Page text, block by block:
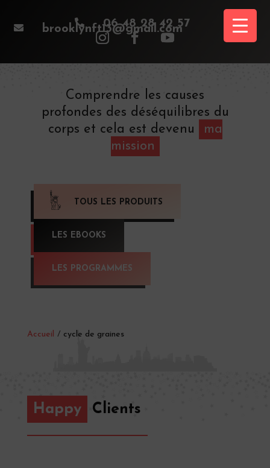
 06 48 28 42 57
 brooklynft13@gmail.com
Comprendre les causes
profondes des déséquilibres du
corps et cela est devenu
ma
mission
TOUS LES PRODUITS
LES EBOOKS
LES PROGRAMMES
Accueil / cycle de graines
Happy Clients